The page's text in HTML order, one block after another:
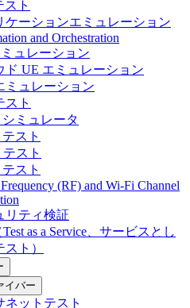
スト
ケーションエミュレーション
and Orchestration
ュレーション
ド UE エミュレーション
ミュレーション
スト
ミュレータ
スト
スト
スト
(RF) and Wi-Fi Channel
リティ検証
Test as a Service、サービスとし
ト）
イバー
ネットテスト